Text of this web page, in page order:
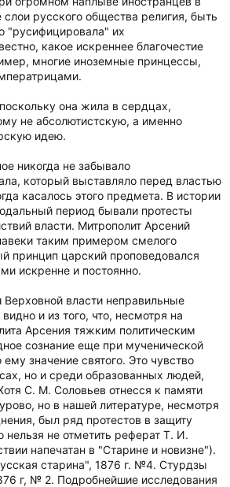
русского общества религия, быть
"русифицировала" их
какое искреннее благочестие
многие иноземные принцессы,
она жила в сердцах,
не абсолютистскую, а именно
идею.
никогда не забывало
который выставляло перед властью
касалось этого предмета. В истории
период бывали протесты
власти. Митрополит Арсений
таким примером смелого
принцип царский проповедовался
искренне и постоянно.
власти неправильные
и из того, что, несмотря на
Арсения тяжким политическим
сознание еще при мученической
значение святого. Это чувство
но и среди образованных людей,
С. М. Соловьев отнесся к памяти
но в нашей литературе, несмотря
был ряд протестов в защиту
нельзя не отметить реферат Т. И.
напечатан в "Старине и новизне").
старина", 1876 г. №4. Стурдзы
г, № 2. Подробнейшие исследования